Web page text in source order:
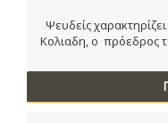
Ψευδείς
Κολιαδη, ο πρόεδρος